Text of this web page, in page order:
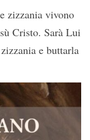
zizzania vivono
Cristo. Sarà Lui
e buttarla